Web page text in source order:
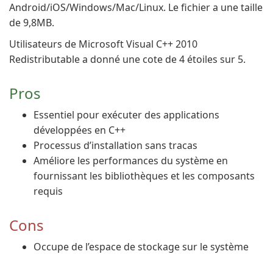
Android/iOS/Windows/Mac/Linux. Le fichier a une taille
de 9,8MB.
Utilisateurs de Microsoft Visual C++ 2010
Redistributable a donné une cote de 4 étoiles sur 5.
Pros
Essentiel pour exécuter des applications
développées en C++
Processus d’installation sans tracas
Améliore les performances du système en
fournissant les bibliothèques et les composants
requis
Cons
Occupe de l’espace de stockage sur le système